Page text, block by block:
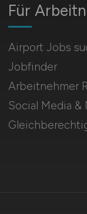
Für
Airport Jobs
Jobfinder
Arbeitnehmer
Social Media &